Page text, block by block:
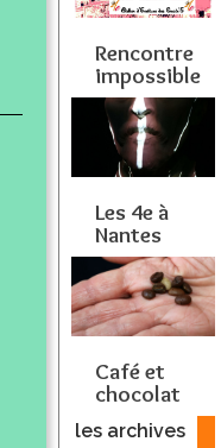
Rencontre
impossible
Les 4e à
Nantes
Café et
chocolat
les archives